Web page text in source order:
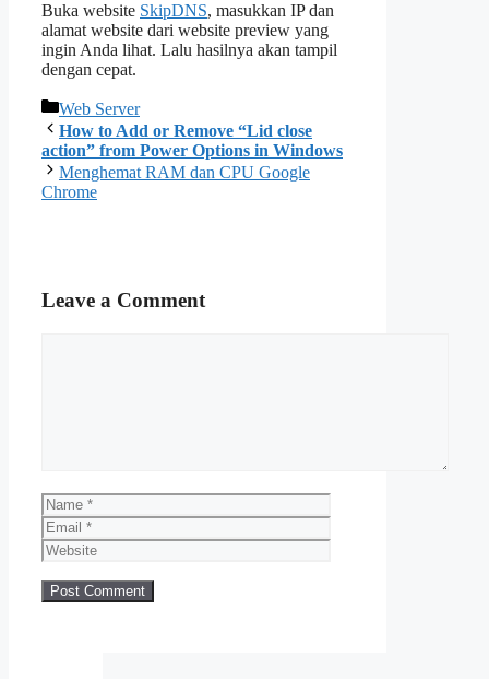
Buka website SkipDNS, masukkan IP dan
alamat website dari website preview yang
ingin Anda lihat. Lalu hasilnya akan tampil
dengan cepat.
Categories
Web Server
How to Add or Remove “Lid close
action” from Power Options in Windows
Menghemat RAM dan CPU Google
Chrome
Leave a Comment
Name